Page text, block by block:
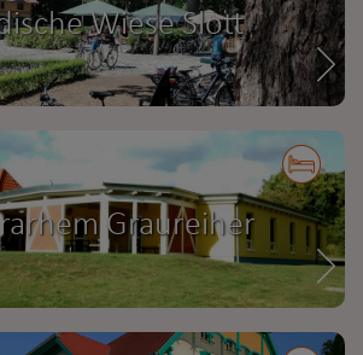
Wiese Slott
Graureiher